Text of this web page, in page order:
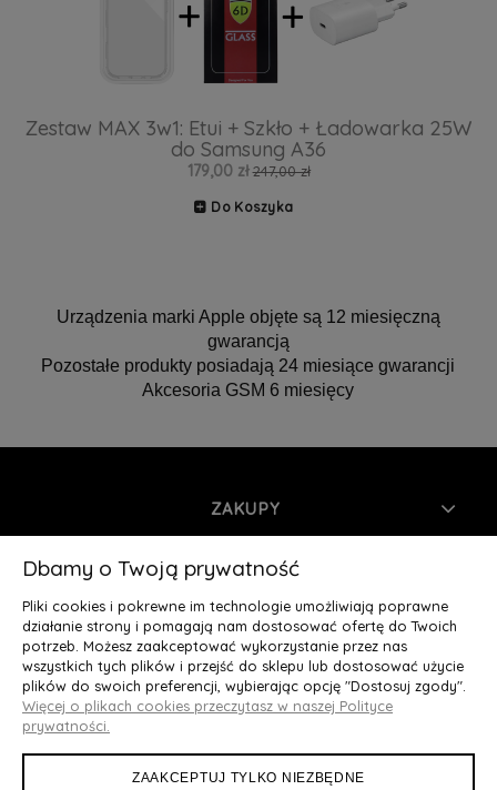
Zestaw MAX 3w1: Etui + Szkło + Ładowarka 25W
do Samsung A36
179,00 zł 247,00 zł
Do Koszyka
Urządzenia marki Apple objęte są 12 miesięczną
gwarancją
Pozostałe produkty posiadają 24 miesiące gwarancji
Akcesoria GSM 6 miesięcy
ZAKUPY
INFORMACJE
MOJE KONTO
O NAS
Deluxury.pl
Dbamy o Twoją prywatność
Pliki cookies i pokrewne im technologie umożliwiają poprawne
działanie strony i pomagają nam dostosować ofertę do Twoich
potrzeb. Możesz zaakceptować wykorzystanie przez nas
wszystkich tych plików i przejść do sklepu lub dostosować użycie
plików do swoich preferencji, wybierając opcję "Dostosuj zgody".
Więcej o plikach cookies przeczytasz w naszej Polityce
prywatności.
ZAAKCEPTUJ TYLKO NIEZBĘDNE